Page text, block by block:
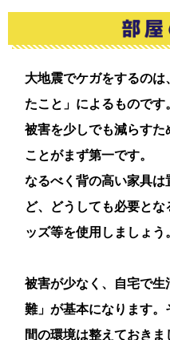
大地震でケガをするの
たこと」によるものです。
被害を少しでも減らす
ことがまず第一です。
なるべく背の高い家具
ど、どうしても必要と
ッズ等を使用しましょう。
被害が少なく、自宅で
難」が基本になります
間の環境は整えておきま